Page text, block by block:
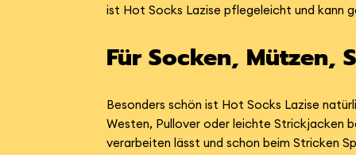
ist Hot Socks Lazise pflegeleicht und kann
Für Socken, Mützen,
Besonders schön ist Hot Socks Lazise
Westen, Pullover oder leichte Strickjacken
verarbeiten lässt und schon beim Stricken